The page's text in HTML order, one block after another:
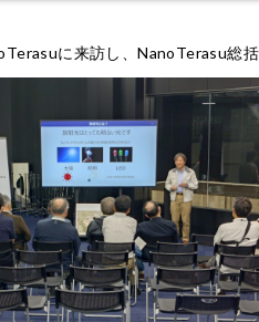
に来訪し、NanoTerasu総